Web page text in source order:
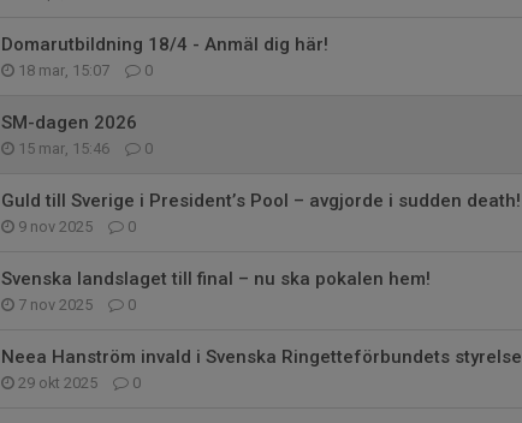
Domarutbildning 18/4 - Anmäl dig här!
18 mar, 15:07 0
SM-dagen 2026
15 mar, 15:46 0
Guld till Sverige i President’s Pool – avgjorde i sudden death!
9 nov 2025 0
Svenska landslaget till final – nu ska pokalen hem!
7 nov 2025 0
Neea Hanström invald i Svenska Ringetteförbundets styrelse
29 okt 2025 0